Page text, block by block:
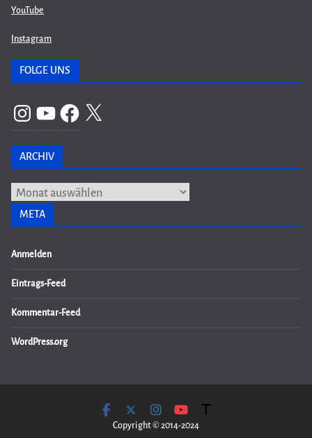
YouTube
Instagram
FOLGE UNS
InstagramYouTubeFacebook
X
ARCHIV
Archiv
META
Anmelden
Eintrags-Feed
Kommentar-Feed
WordPress.org
Copyright © 2014-2024